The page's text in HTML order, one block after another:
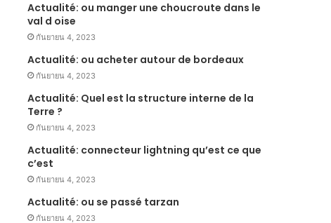
Actualité: ou manger une choucroute dans le
val d oise
กันยายน 4, 2023
Actualité: ou acheter autour de bordeaux
กันยายน 4, 2023
Actualité: Quel est la structure interne de la
Terre ?
กันยายน 4, 2023
Actualité: connecteur lightning qu’est ce que
c’est
กันยายน 4, 2023
Actualité: ou se passé tarzan
กันยายน 4, 2023